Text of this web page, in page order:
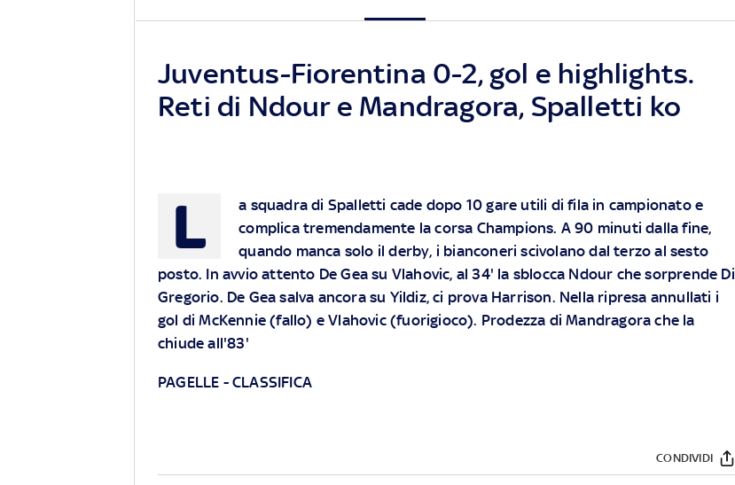
Juventus-Fiorentina 0-2, gol e highlights.
Reti di Ndour e Mandragora, Spalletti ko
L
a squadra di Spalletti cade dopo 10 gare utili di fila in campionato e
complica tremendamente la corsa Champions. A 90 minuti dalla fine,
quando manca solo il derby, i bianconeri scivolano dal terzo al sesto
posto. In avvio attento De Gea su Vlahovic, al 34' la sblocca Ndour che sorprende Di
Gregorio. De Gea salva ancora su Yildiz, ci prova Harrison. Nella ripresa annullati i
gol di McKennie (fallo) e Vlahovic (fuorigioco). Prodezza di Mandragora che la
chiude all'83'
PAGELLE -CLASSIFICA
CONDIVIDI